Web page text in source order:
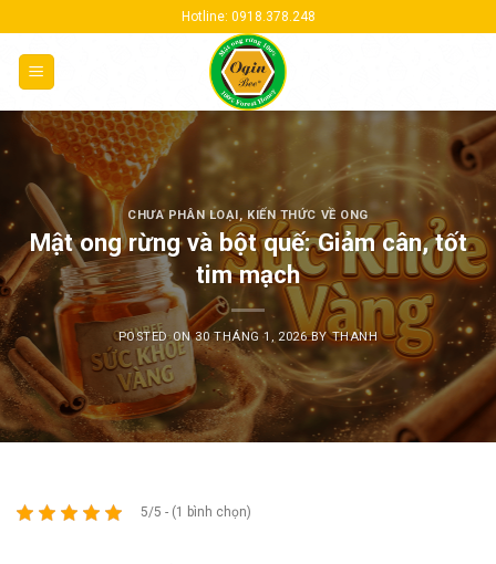
to
content
Hotline: 0918.378.248
CHƯA PHÂN LOẠI,KIẾN THỨC VỀ ONG
Mật ong rừng và bột quế: Giảm cân, tốt
tim mạch
POSTED ON30 THÁNG 1, 2026BYTHANH
5/5 - (1 bình chọn)